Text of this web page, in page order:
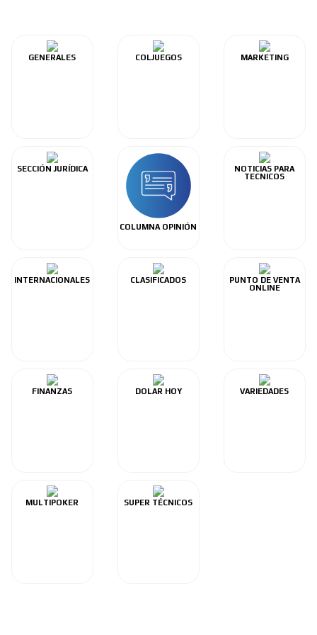
GENERALES COLJUEGOS MARKETING
SECCIÓN JURÍDICA
COLUMNA OPINIÓN
NOTICIAS PARA
TECNICOS
INTERNACIONALES CLASIFICADOS
PUNTO DE VENTA
ONLINE
FINANZAS DOLAR HOY VARIEDADES
MULTIPOKER SUPER TÉCNICOS